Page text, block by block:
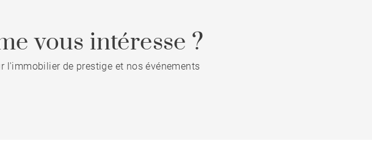
vous intéresse ?
l'immobilier de prestige et nos événements